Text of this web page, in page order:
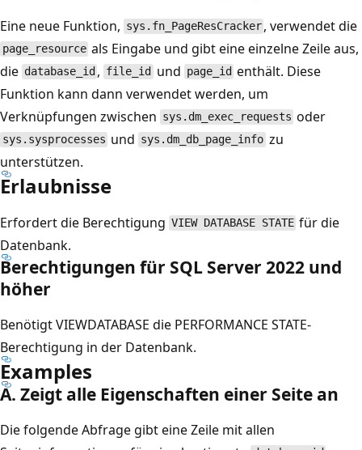
Eine neue Funktion, sys.fn_PageResCracker , verwendet die
page_resource als Eingabe und gibt eine einzelne Zeile aus,
die database_id , file_id und page_id enthält. Diese
Funktion kann dann verwendet werden, um
Verknüpfungen zwischen sys.dm_exec_requests oder
sys.sysprocesses und sys.dm_db_page_info zu
unterstützen.
Erlaubnisse
Erfordert die Berechtigung VIEW DATABASE STATE für die
Datenbank.
Berechtigungen für SQL Server 2022 und
höher
Benötigt VIEWDATABASE die PERFORMANCE STATE-
Berechtigung in der Datenbank.
Examples
A. Zeigt alle Eigenschaften einer Seite an
Die folgende Abfrage gibt eine Zeile mit allen